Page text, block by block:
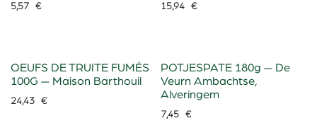
5,57 € 15,94€
OEUFS DE TRUITE FUMÉS
100G — Maison Barthouil
24,43 €
POTJESPATE 180g — De
Veurn Ambachtse,
Alveringem
7,45€